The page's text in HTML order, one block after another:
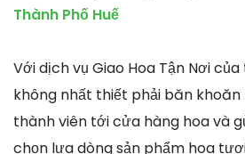
Thành Phố Huế
Với dịch vụ Giao Hoa Tận Nơi
không nhất thiết phải băn khoăn
thành viên tới cửa hàng hoa và
chọn lựa dòng sản phẩm hoa